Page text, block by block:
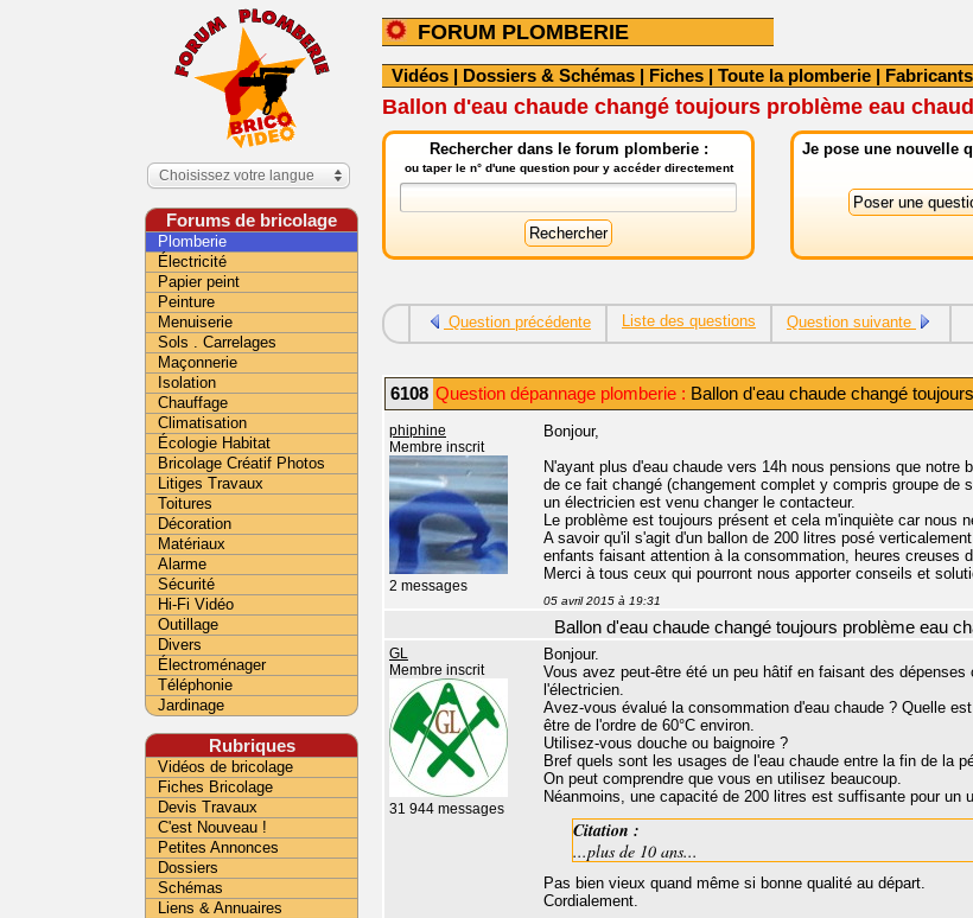
FORUM PLOMBERIE
Vidéos | Dossiers & Schémas | Fiches | Toute la plomberie | Fabricants
Ballon d'eau chaude changé toujours problème eau
Rechercher dans le forum plomberie :
ou taper le n° d'une question pour y accéder directement
Je pose une nouvelle
Question précédente Liste des questions Question suivante
6108 Question dépannage plomberie : Ballon d'eau chaude changé
phiphine
Membre inscrit
2 messages
Bonjour,
N'ayant plus d'eau chaude vers 14h nous pensions que
de ce fait changé (changement complet y compris groupe de
un électricien est venu changer le contacteur.
Le problème est toujours présent et cela m'inquiète car nous
A savoir qu'il s'agit d'un ballon de 200 litres posé
enfants faisant attention à la consommation, heures creuses
Merci à tous ceux qui pourront nous apporter conseils et
05 avril 2015 à 19:31
Ballon d'eau chaude changé toujours problème eau
GL
Membre inscrit
31 944 messages
Bonjour.
Vous avez peut-être été un peu hâtif en faisant des
l'électricien.
Avez-vous évalué la consommation d'eau chaude ? Quelle
être de l'ordre de 60°C environ.
Utilisez-vous douche ou baignoire ?
Bref quels sont les usages de l'eau chaude entre la fin de la
On peut comprendre que vous en utilisez beaucoup.
Néanmoins, une capacité de 200 litres est suffisante pour un
Citation :
...plus de 10 ans...
Pas bien vieux quand même si bonne qualité au départ.
Cordialement.
Choisissez votre langue
Forums de bricolage
Plomberie
Électricité
Papier peint
Peinture
Menuiserie
Sols . Carrelages
Maçonnerie
Isolation
Chauffage
Climatisation
Écologie Habitat
Bricolage Créatif Photos
Litiges Travaux
Toitures
Décoration
Matériaux
Alarme
Sécurité
Hi-Fi Vidéo
Outillage
Divers
Électroménager
Téléphonie
Jardinage
Rubriques
Vidéos de bricolage
Fiches Bricolage
Devis Travaux
C'est Nouveau !
Petites Annonces
Dossiers
Schémas
Liens & Annuaires